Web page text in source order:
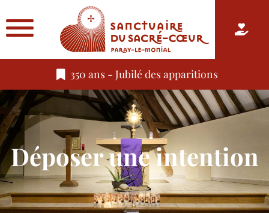
350 ans - Jubilé des apparitions
Déposer une intention